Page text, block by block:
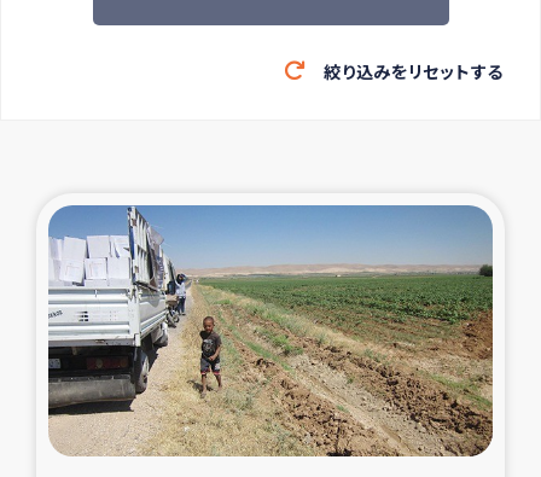
緊急救援の時代
東ティモール豪雨緊急支援
大雨による洪水被災者支援
カカオ生産者支援事業
シリア国内避難民・帰還民の生活再建支援
トルコにおけるシリア難民支援事業
絞り込みをリセットする